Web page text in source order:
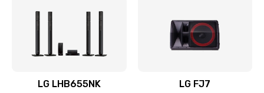
Ремонт / замена кнопок, клавиш, индикаторов,
LG LHB655NK LG FJ7